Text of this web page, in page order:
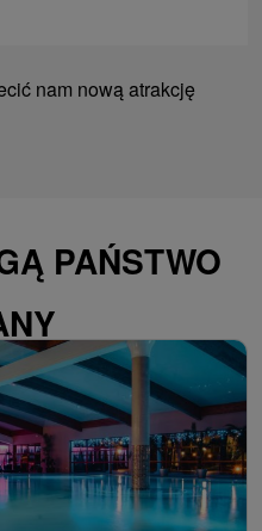
nam nową atrakcję
PAŃSTWO